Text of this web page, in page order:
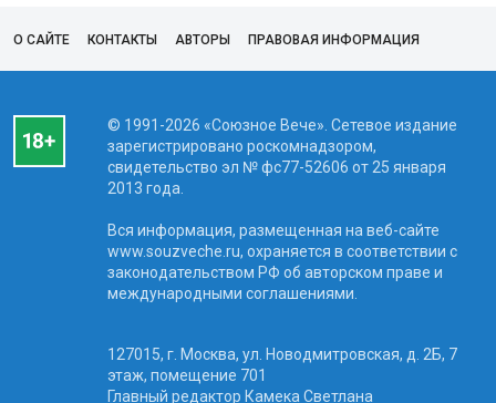
О САЙТЕ КОНТАКТЫ АВТОРЫ ПРАВОВАЯ ИНФОРМАЦИЯ
© 1991-2026 «Союзное Вече». Сетевое издание
зарегистрировано роскомнадзором,
свидетельство эл № фc77-52606 от 25 января
2013 года.
Вся информация, размещенная на веб-сайте
www.souzveche.ru, охраняется в соответствии с
законодательством РФ об авторском праве и
международными соглашениями.
127015, г. Москва, ул. Новодмитровская, д. 2Б, 7
этаж, помещение 701
Главный редактор Камека Светлана